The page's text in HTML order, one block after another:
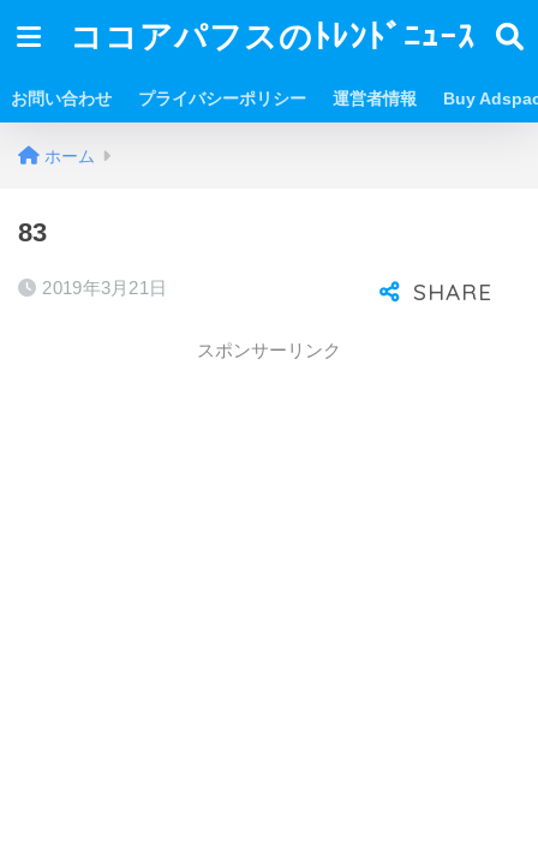
ココアパフスのﾄﾚﾝﾄﾞﾆｭｰｽ
お問い合わせ プライバシーポリシー 運営者情報 Buy
ホーム
83
2019年3月21日
スポンサーリンク